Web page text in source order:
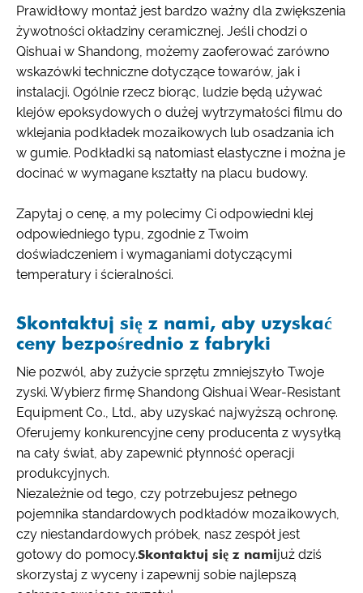
Prawidłowy montaż jest bardzo ważny dla zwiększenia
żywotności okładziny ceramicznej. Jeśli chodzi o
Qishuai w Shandong, możemy zaoferować zarówno
wskazówki techniczne dotyczące towarów, jak i
instalacji. Ogólnie rzecz biorąc, ludzie będą używać
klejów epoksydowych o dużej wytrzymałości filmu do
wklejania podkładek mozaikowych lub osadzania ich
w gumie. Podkładki są natomiast elastyczne i można je
docinać w wymagane kształty na placu budowy.
Zapytaj o cenę, a my polecimy Ci odpowiedni klej
odpowiedniego typu, zgodnie z Twoim
doświadczeniem i wymaganiami dotyczącymi
temperatury i ścieralności.
Skontaktuj się z nami, aby uzyskać
ceny bezpośrednio z fabryki
Nie pozwól, aby zużycie sprzętu zmniejszyło Twoje
zyski. Wybierz firmę Shandong Qishuai Wear-Resistant
Equipment Co., Ltd., aby uzyskać najwyższą ochronę.
Oferujemy konkurencyjne ceny producenta z wysyłką
na cały świat, aby zapewnić płynność operacji
produkcyjnych.
Niezależnie od tego, czy potrzebujesz pełnego
pojemnika standardowych podkładów mozaikowych,
czy niestandardowych próbek, nasz zespół jest
gotowy do pomocy.Skontaktuj się z namijuż dziś
skorzystaj z wyceny i zapewnij sobie najlepszą